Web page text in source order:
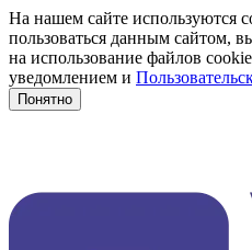
На нашем сайте используются
пользоваться данным сайтом,
на использование файлов
уведомлением и
Понятно